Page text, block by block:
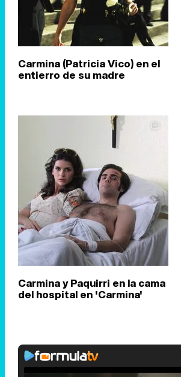
Carmina (Patricia Vico) en el
entierro de su madre
Carmina y Paquirri en la cama
del hospital en 'Carmina'